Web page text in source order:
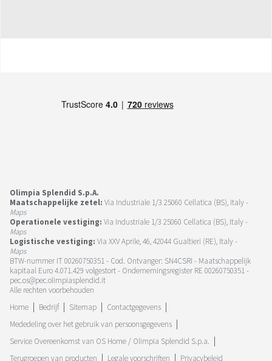
Olimpia Splendid S.p.A.
Maatschappelijke zetel: Via Industriale 1/3 25060 Cellatica (BS), Italy -
Maps
Operationele vestiging: Via Industriale 1/3 25060 Cellatica (BS), Italy -
Maps
Logistische vestiging: Via XXV Aprile, 46, 42044 Gualtieri (RE), Italy -
Maps
BTW-nummer IT 00260750351 - Cod. Ontvanger: SN4CSRI - Maatschappelijk
kapitaal Euro 4.071.429 volgestort - Ondernemingsregister RE 00260750351 -
pec.os@pec.olimpiasplendid.it
Alle rechten voorbehouden
Home
Bedrijf Sitemap
Contactgegevens
Mededeling over het gebruik van persoonsgegevens
Service Overeenkomst van OS Home / Olimpia Splendid S.p.a.
Terugroepen van producten
Legale voorschriften Privacybeleid